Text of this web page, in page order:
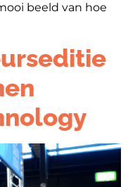
beeld van hoe